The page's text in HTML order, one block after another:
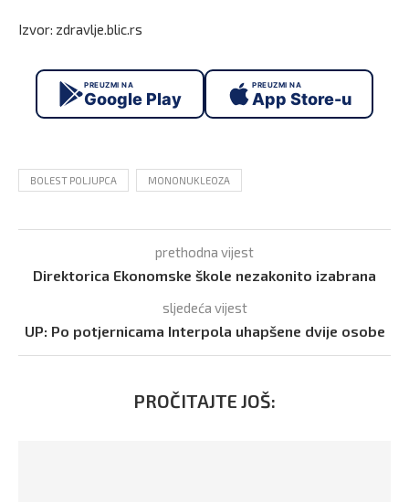
Izvor: zdravlje.blic.rs
PREUZMI NA
Google Play
PREUZMI NA
App Store-u
BOLEST POLJUPCA MONONUKLEOZA
prethodna vijest
Direktorica Ekonomske škole nezakonito izabrana
sljedeća vijest
UP: Po potjernicama Interpola uhapšene dvije osobe
PROČITAJTE JOŠ: